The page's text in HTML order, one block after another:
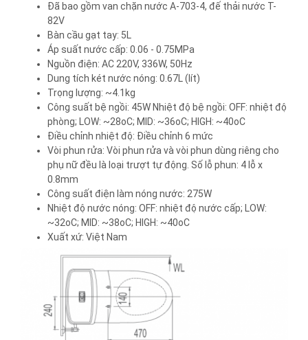
Đã bao gồm van chặn nước A-703-4, đế thải nước T-
82V
Bàn cầu gạt tay: 5L
Áp suất nước cấp: 0.06 - 0.75MPa
Nguồn điện: AC 220V, 336W, 50Hz
Dung tích két nước nóng: 0.67L (lít)
Trọng lượng: ~4.1kg
Công suất bệ ngồi: 45W Nhiệt độ bệ ngồi: OFF: nhiệt độ
phòng; LOW: ~28oC; MID: ~36oC; HIGH: ~40oC
Điều chỉnh nhiệt độ: Điều chỉnh 6 mức
Vòi phun rửa: Vòi phun rửa và vòi phun dùng riêng cho
phụ nữ đều là loại trượt tự động. Số lỗ phun: 4 lỗ x
0.8mm
Công suất điện làm nóng nước: 275W
Nhiệt độ nước nóng: OFF: nhiệt độ nước cấp; LOW:
~32oC; MID: ~38oC; HIGH: ~40oC
Xuất xứ: Việt Nam